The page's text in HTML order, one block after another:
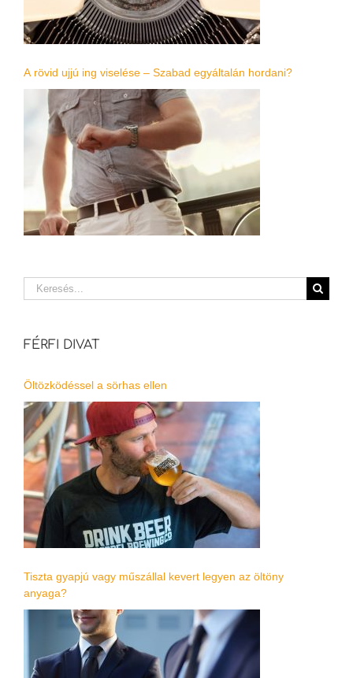
A rövid ujjú ing viselése – Szabad egyáltalán hordani?
Keresés...
FÉRFI DIVAT
Öltözködéssel a sörhas ellen
Tiszta gyapjú vagy műszállal kevert legyen az öltöny
anyaga?